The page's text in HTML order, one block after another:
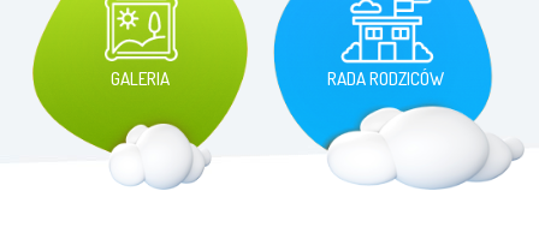
GALERIA RADA RODZICÓW